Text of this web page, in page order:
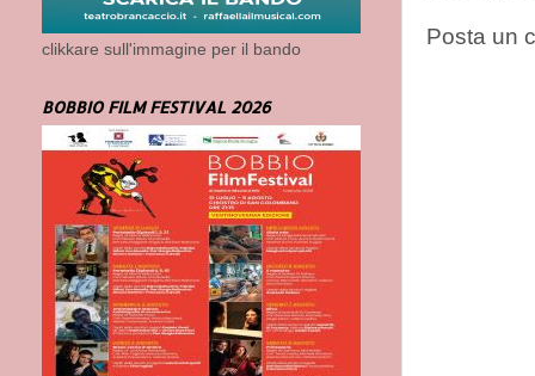
Posta un
clikkare sull'immagine per il bando
BOBBIO FILM FESTIVAL 2026